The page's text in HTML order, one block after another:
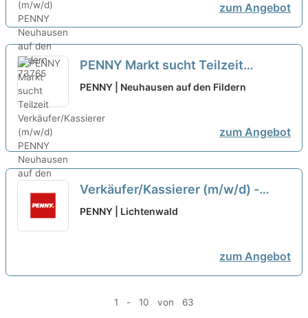
zum Angebot
PENNY Markt sucht Teilzeit
Verkäufer/Kassierer (m/w/d)
PENNY | Neuhausen auf den Fildern
zum Angebot
Verkäufer/Kassierer (m/w/d) -
Teilzeit Penny Markt GmbH
PENNY | Lichtenwald
zum Angebot
1 - 10 von 63